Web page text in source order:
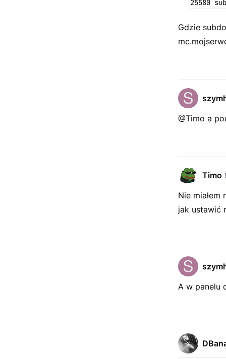
25580
Gdzie
@Timo a
Timo
Nie
jak ustawić
A w panelu